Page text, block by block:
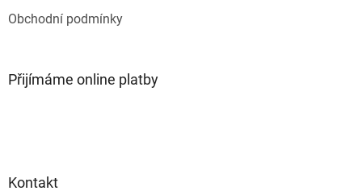
Obchodní podmínky
Přijímáme online platby
Kontakt